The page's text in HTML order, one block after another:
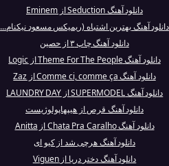
دانلود آهنگ Seduction از Eminem
دانلود آهنگ بهترین اشتباه (ریمیکس مسعود نیکنام...
دانلود آهنگ چاپ ۳ از حصین
دانلود آهنگ Theme For The People از Logic
دانلود آهنگ Comme ci, comme ça از Zaz
دانلود آهنگ SUPERMODEL از LAUNDRY DAY
دانلود آهنگ قرص از هیپهاپولوژیست
دانلود آهنگ Chata Pra Caralho از Anitta
دانلود آهنگ هرچی شد از کیو ای
دانلود آهنگ دختر دریا از Viguen